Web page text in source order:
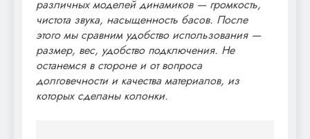
различных моделей динамиков — громкость,
чистота звука, насыщенность басов. После
этого мы сравним удобство использования —
размер, вес, удобство подключения. Не
останемся в стороне и от вопроса
долговечности и качества материалов, из
которых сделаны колонки.